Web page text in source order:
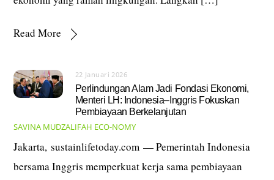
Read More
22 Januari 2026
Perlindungan Alam Jadi Fondasi Ekonomi,
Menteri LH: Indonesia–Inggris Fokuskan
Pembiayaan Berkelanjutan
SAVINA MUDZALIFAH ECO-NOMY
Jakarta, sustainlifetoday.com — Pemerintah Indonesia
bersama Inggris memperkuat kerja sama pembiayaan